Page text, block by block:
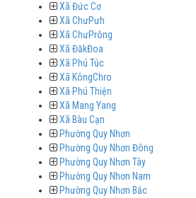
Xã Đức Cơ
Xã ChưPưh
Xã ChưPrông
Xã ĐăkĐoa
Xã Phú Túc
Xã KôngChro
Xã Phú Thiện
Xã Mang Yang
Xã Bàu Cạn
Phường Quy Nhơn
Phường Quy Nhơn Đông
Phường Quy Nhơn Tây
Phường Quy Nhơn Nam
Phường Quy Nhơn Bắc